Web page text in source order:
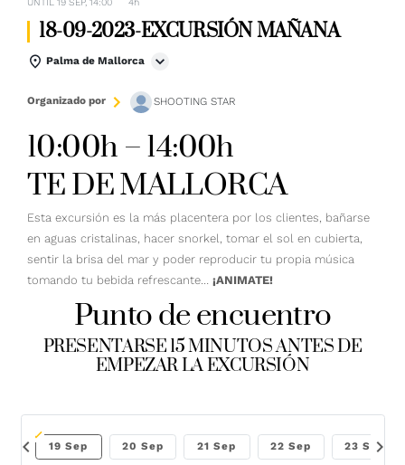
18-09-2023-EXCURSIÓN MAÑANA
Palma de Mallorca
Organizado por SHOOTING STAR
10:00h – 14:00h
TE DE MALLORCA
Esta excursión es la más placentera por los clientes, bañarse
en aguas cristalinas, hacer snorkel, tomar el sol en cubierta,
sentir la brisa del mar y poder reproducir tu propia música
tomando tu bebida refrescante… ¡ANIMATE!
Punto de encuentro
PRESENTARSE 15 MINUTOS ANTES DE
EMPEZAR LA EXCURSIÓN
19 Sep 20 Sep 21 Sep 22 Sep 23 Sep
chevron_left chevron_right